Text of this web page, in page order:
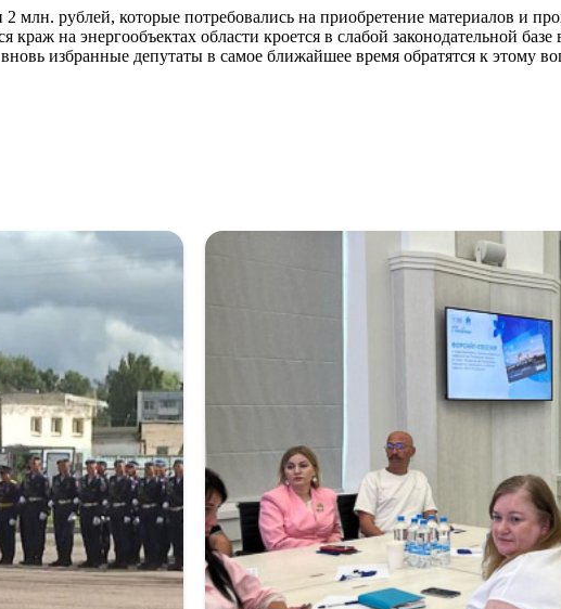
млн. рублей, которые потребовались на приобретение материалов и
на энергообъектах области кроется в слабой законодательной
избранные депутаты в самое ближайшее время обратятся к этому